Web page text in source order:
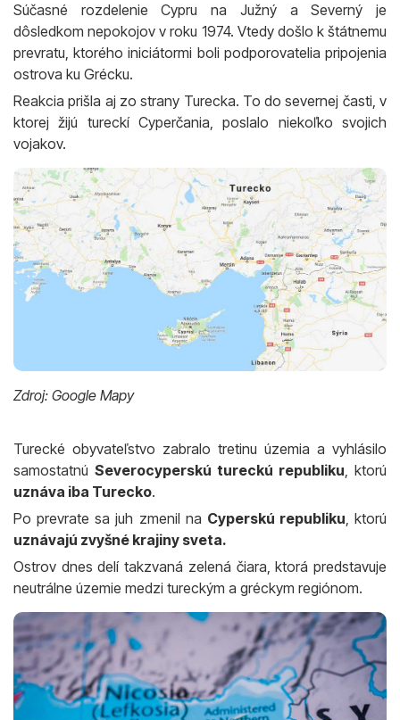
Súčasné rozdelenie Cypru na Južný a Severný je
dôsledkom nepokojov v roku 1974. Vtedy došlo k štátnemu
prevratu, ktorého iniciátormi boli podporovatelia pripojenia
ostrova ku Grécku.
Reakcia prišla aj zo strany Turecka. To do severnej časti, v
ktorej žijú tureckí Cyperčania, poslalo niekoľko svojich
vojakov.
Zdroj: Google Mapy
Turecké obyvateľstvo zabralo tretinu územia a vyhlásilo
samostatnú Severocyperskú tureckú republiku, ktorú
uznáva iba Turecko.
Po prevrate sa juh zmenil na Cyperskú republiku, ktorú
uznávajú zvyšné krajiny sveta.
Ostrov dnes delí takzvaná zelená čiara, ktorá predstavuje
neutrálne územie medzi tureckým a gréckym regiónom.